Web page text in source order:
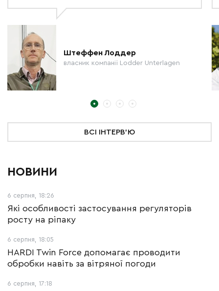
Штеффен Лоддер
власник компанії Lodder Unterlagen
ВСІ ІНТЕРВ'Ю
НОВИНИ
6 серпня, 18:26
Які особливості застосування регуляторів
росту на ріпаку
6 серпня, 18:05
HARDI Twin Force допомагає проводити
обробки навіть за вітряної погоди
6 серпня, 17:18